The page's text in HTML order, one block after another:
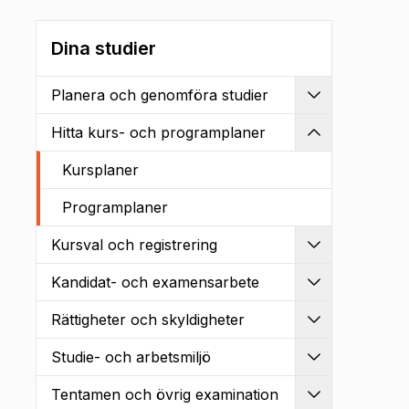
Dina studier
Planera och genomföra studier
Hitta kurs- och programplaner
Kursplaner
Programplaner
Kursval och registrering
Kandidat- och examensarbete
Rättigheter och skyldigheter
Studie- och arbetsmiljö
Tentamen och övrig examination